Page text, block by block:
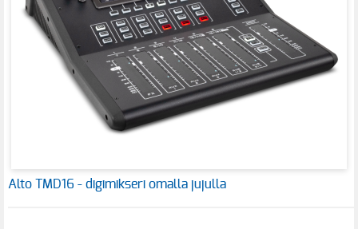
Alto TMD16 - digimikseri omalla jujulla